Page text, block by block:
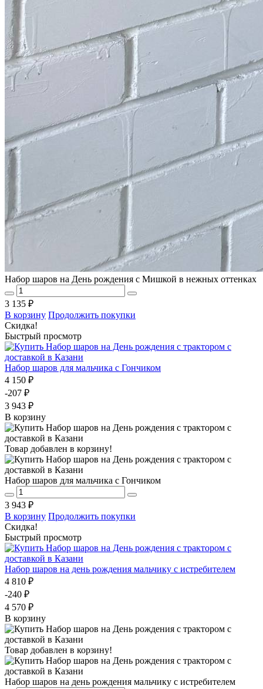
Набор шаров на День рождения с Мишкой в нежных оттенках
3 135 ₽
В корзину Продолжить покупки
Скидка!
Быстрый просмотр
Набор шаров для мальчика с Гончиком
4 150 ₽
-207 ₽
3 943 ₽
В корзину
Товар добавлен в корзину!
Набор шаров для мальчика с Гончиком
3 943 ₽
В корзину Продолжить покупки
Скидка!
Быстрый просмотр
Набор шаров на день рождения мальчику с истребителем
4 810 ₽
-240 ₽
4 570 ₽
В корзину
Товар добавлен в корзину!
Набор шаров на день рождения мальчику с истребителем